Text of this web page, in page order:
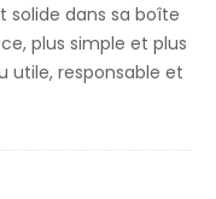
solide dans sa boîte
plus simple et plus
utile, responsable et